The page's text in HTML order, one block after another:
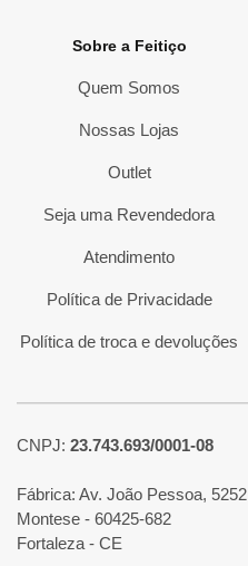
Sobre a Feitiço
Quem Somos
Nossas Lojas
Outlet
Seja uma Revendedora
Atendimento
Política de Privacidade
Política de troca e devoluções
CNPJ: 23.743.693/0001-08
Fábrica: Av. João Pessoa, 5252
Montese - 60425-682
Fortaleza - CE